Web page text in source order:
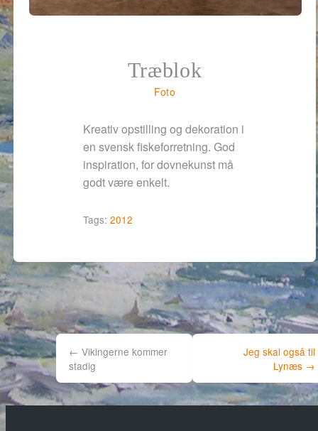
Træblok
Foto
Kreativ opstilling og dekoration i
en svensk fiskeforretning. God
inspiration, for dovnekunst må
godt være enkelt.
Tags: 2012
Post
navigation
← Vikingerne kommer
stadig
Jeg skal også til
Lynæs →